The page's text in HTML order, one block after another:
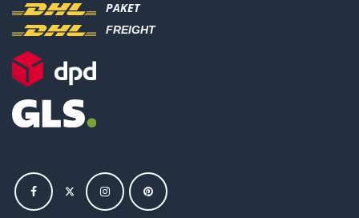
PAKET
FREIGHT